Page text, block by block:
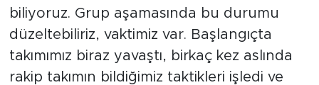
biliyoruz. Grup aşamasında bu durumu
düzeltebiliriz, vaktimiz var. Başlangıçta
takımımız biraz yavaştı, birkaç kez aslında
rakip takımın bildiğimiz taktikleri işledi ve